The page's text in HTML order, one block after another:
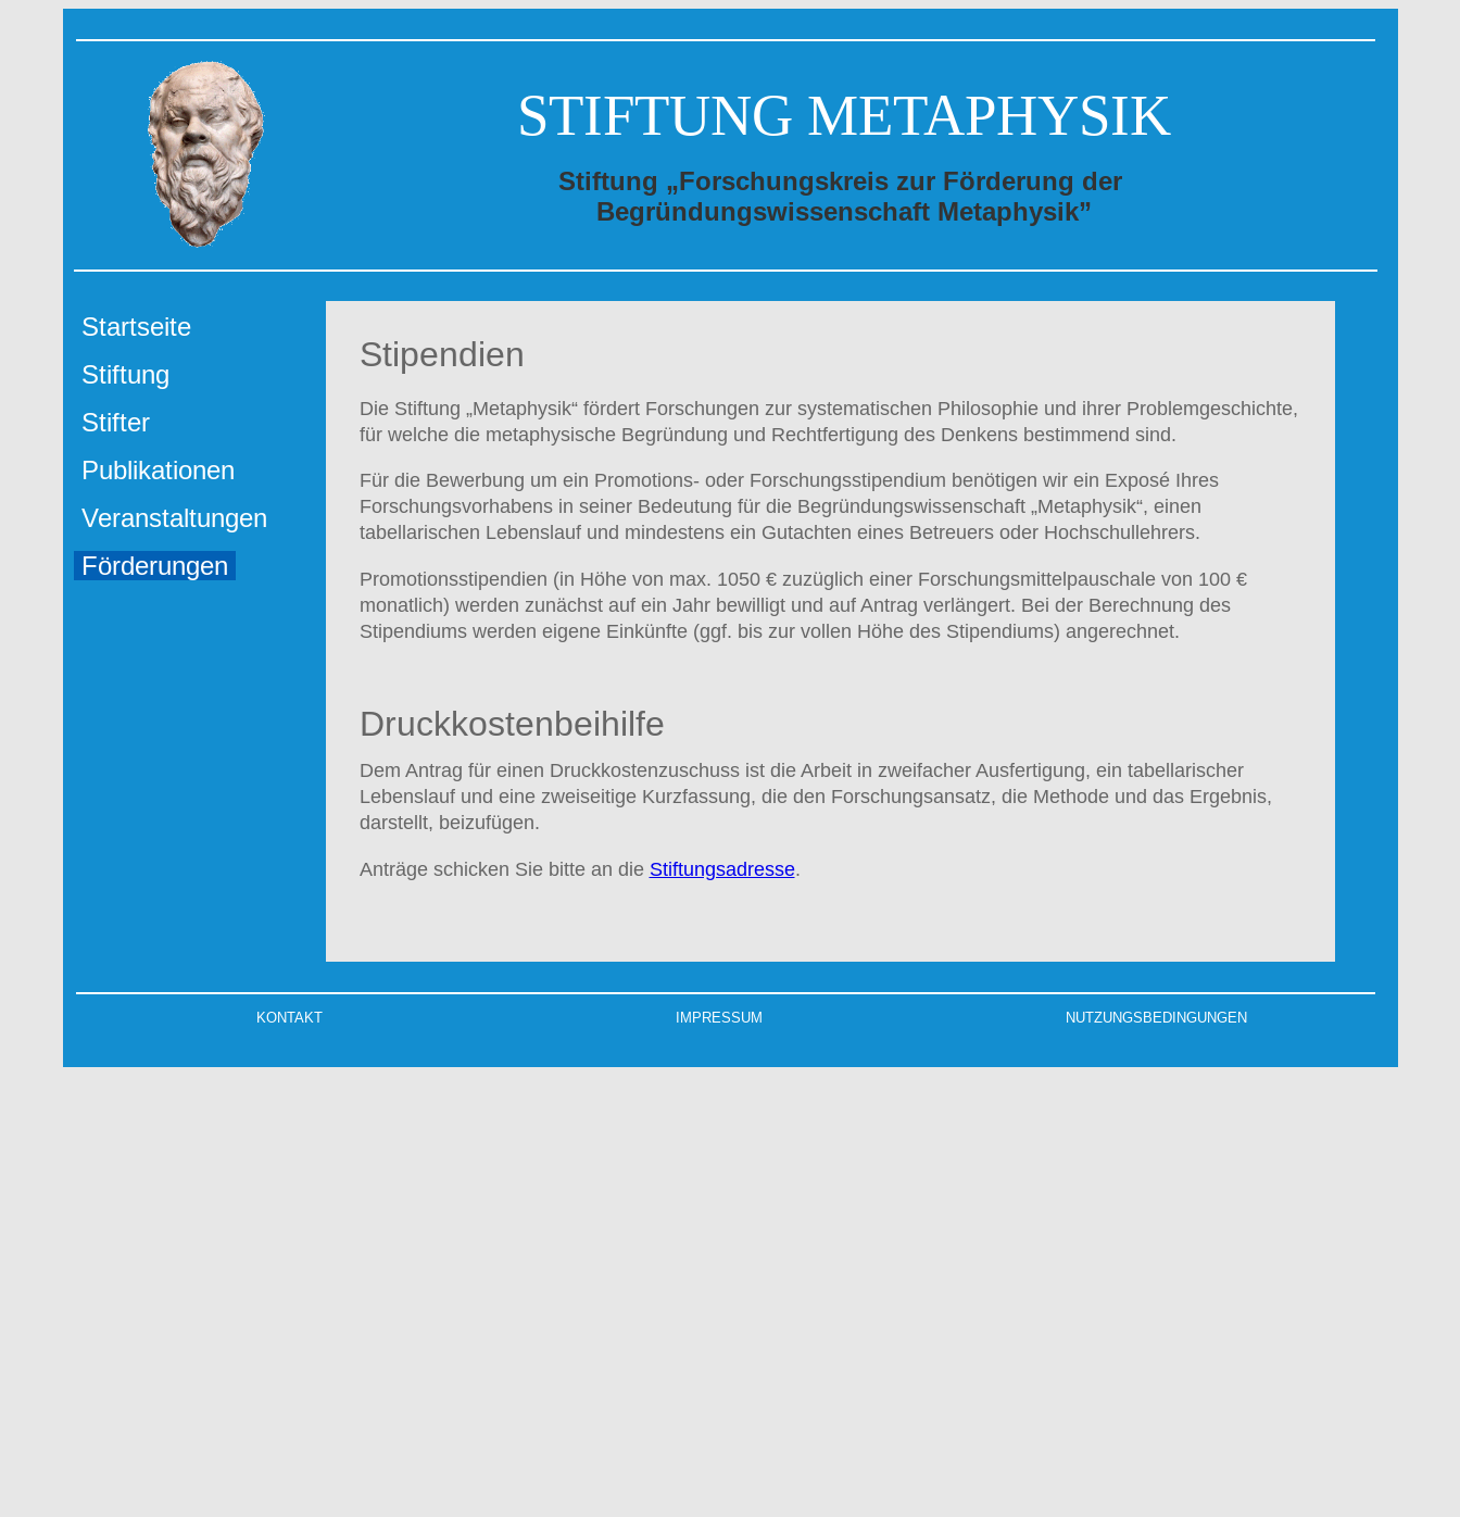
STIFTUNG METAPHYSIK
Stiftung „Forschungskreis zur Förderung der
Begründungswissenschaft Metaphysik”
Startseite
Stiftung
Stifter
Publikationen
Veranstaltungen
Förderungen
Stipendien
Die Stiftung „Metaphysik“ fördert Forschungen zur systematischen Philosophie und ihrer Problemgeschichte,
für welche die metaphysische Begründung und Rechtfertigung des Denkens bestimmend sind.
Für die Bewerbung um ein Promotions- oder Forschungsstipendium benötigen wir ein Exposé Ihres
Forschungsvorhabens in seiner Bedeutung für die Begründungswissenschaft „Metaphysik“, einen
tabellarischen Lebenslauf und mindestens ein Gutachten eines Betreuers oder Hochschullehrers.
Promotionsstipendien (in Höhe von max. 1050 € zuzüglich einer Forschungsmittelpauschale von 100 €
monatlich) werden zunächst auf ein Jahr bewilligt und auf Antrag verlängert. Bei der Berechnung des
Stipendiums werden eigene Einkünfte (ggf. bis zur vollen Höhe des Stipendiums) angerechnet.
Druckkostenbeihilfe
Dem Antrag für einen Druckkostenzuschuss ist die Arbeit in zweifacher Ausfertigung, ein tabellarischer
Lebenslauf und eine zweiseitige Kurzfassung, die den Forschungsansatz, die Methode und das Ergebnis,
darstellt, beizufügen.
Anträge schicken Sie bitte an die Stiftungsadresse.
KONTAKT IMPRESSUM NUTZUNGSBEDINGUNGEN